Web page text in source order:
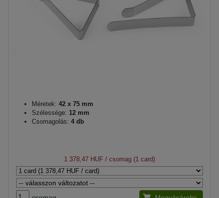
Méretek: 42 x 75 mm
Szélessége: 12 mm
Csomagolás: 4 db
1 378,47 HUF / csomag (1 card)